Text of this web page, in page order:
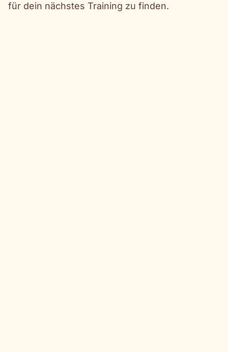
für dein nächstes Training zu finden.